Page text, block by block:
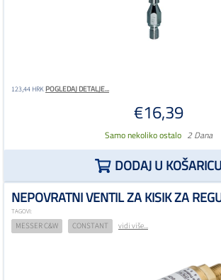
123,44 HRKPOGLEDAJ DETALJE...
€16,39
Samo nekoliko ostalo 2 Dana
DODAJ U KOŠARICU
NEPOVRATNI VENTIL ZA KISIK ZA
TAGOVI:
MESSER C&W CONSTANT vidi više...